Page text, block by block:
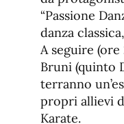
“Passione
danza
A seguire
Bruni (quinto
terranno
propri allievi
Karate.